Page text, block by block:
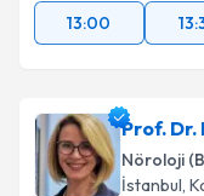
13:00
Prof. Dr.
Nöroloji
İstanbul,